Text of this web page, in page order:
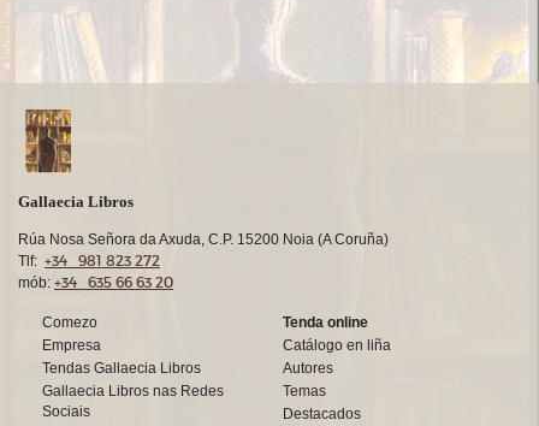
Gallaecia Libros
Rúa Nosa Señora da Axuda, C.P. 15200 Noia (A Coruña)
Tlf: +34 981 823 272
mób: +34 635 66 63 20
Comezo
Empresa
Tendas Gallaecia Libros
Gallaecia Libros nas Redes
Sociais
Tenda online
Catálogo en liña
Autores
Temas
Destacados